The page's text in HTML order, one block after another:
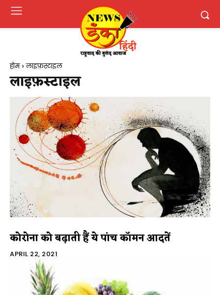
होम लाइफ़स्टाइल
लाइफ़स्टाइल
कोरोना को बढ़ाती हैं ये पांच कॉमन आदतें
APRIL 22, 2021